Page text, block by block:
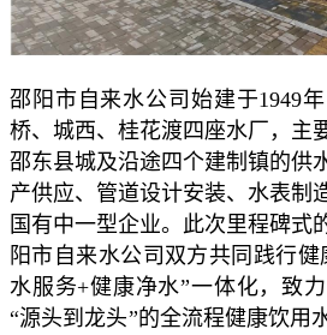
邵阳市自来水公司始建于1949
桥、城西、桂花渡四座水厂，主
邵东县城及沿途四个建制镇的供
产供应、管道设计安装、水表制
国有中一型企业。此次里程碑式
阳市自来水公司双方共同践行
水服务+健康净水”一体化，致
“源头到龙头”的全流程健康饮用